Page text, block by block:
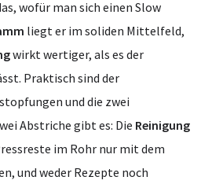
wofür man sich einen Slow
liegt er im soliden Mittelfeld,
wirkt wertiger, als es der
Praktisch sind der
und die zwei
Abstriche gibt es: Die Reinigung
im Rohr nur mit dem
und weder Rezepte noch